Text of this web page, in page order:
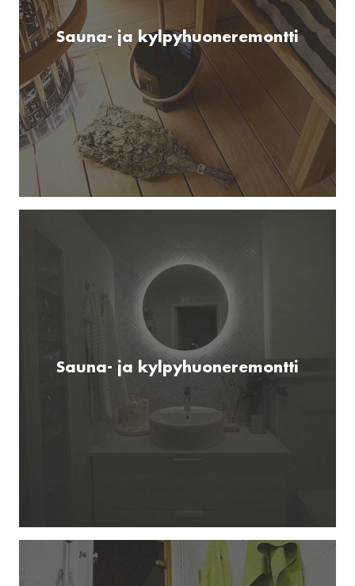
Sauna- ja kylpyhuoneremontti
Sauna- ja kylpyhuoneremontti